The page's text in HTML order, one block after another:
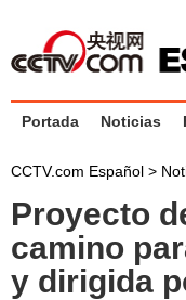
Portada Noticias
CCTV.com Español >
Proyecto
camino
y dirigida